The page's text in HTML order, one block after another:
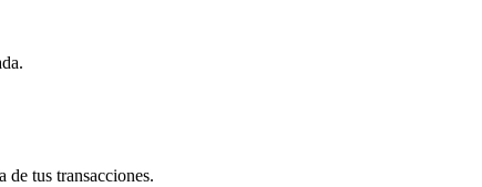
de tus transacciones.